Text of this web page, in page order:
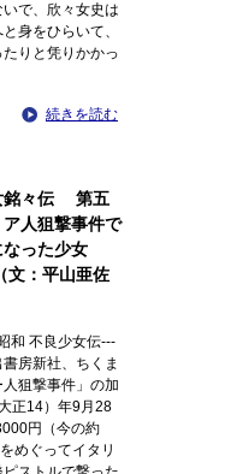
で、欣々女史は
身をひらいて、
りと凭りかかっ
続きを読む
銘々伝 第五
人狙撃事件で
なった少女
文：平山亜佐
和 不良少女伝---
房新社、ちくま
狙撃事件」の加
正14）年9月28
円（今の約
めぐってイタリ